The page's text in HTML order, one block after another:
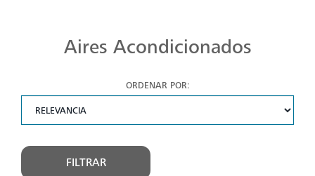
Aires Acondicionados
ORDENAR POR:
FILTRAR